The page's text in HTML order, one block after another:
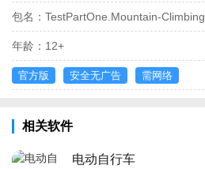
包名： TestPartOne.Mountain-Climbing
年龄： 12+
官方版 安全无广告 需网络
相关软件
电动自行车